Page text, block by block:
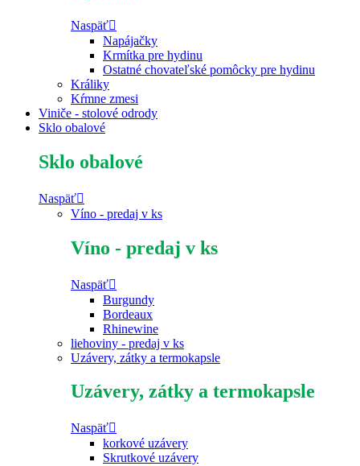
Naspäť
Napájačky
Krmítka pre hydinu
Ostatné chovateľské pomôcky pre hydinu
Králiky
Kŕmne zmesi
Viniče - stolové odrody
Sklo obalové
Sklo obalové
Naspäť
Víno - predaj v ks
Víno - predaj v ks
Naspäť
Burgundy
Bordeaux
Rhinewine
liehoviny - predaj v ks
Uzávery, zátky a termokapsle
Uzávery, zátky a termokapsle
Naspäť
korkové uzávery
Skrutkové uzávery